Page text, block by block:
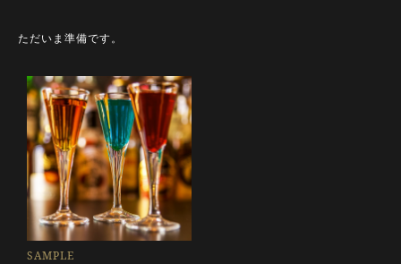
ただいま準備です。
SAMPLE